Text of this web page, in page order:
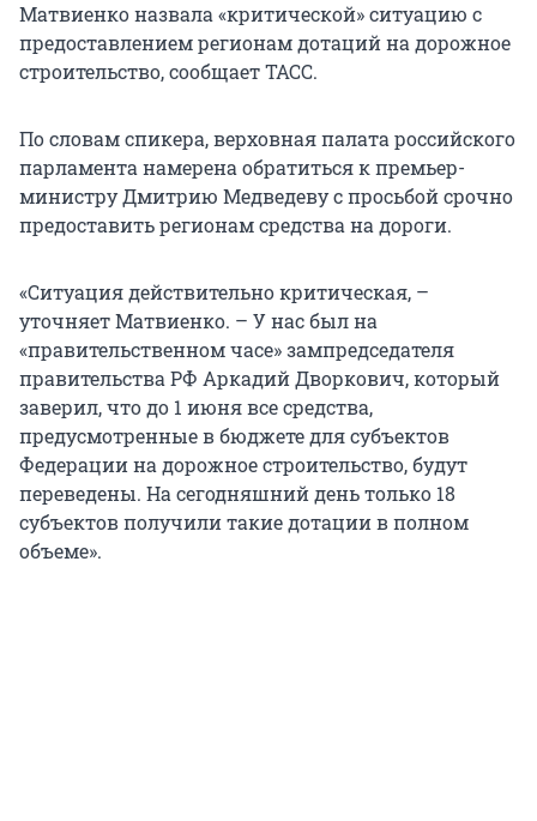
Матвиенко назвала «критической» ситуацию c
предоставлением регионам дотаций на дорожное
строительство, сообщает ТАСС.
По словам спикера, верховная палата российского
парламента намерена обратиться к премьер-
министру Дмитрию Медведеву с просьбой срочно
предоставить регионам средства на дороги.
«Ситуация действительно критическая, –
уточняет Матвиенко. – У нас был на
«правительственном часе» зампредседателя
правительства РФ Аркадий Дворкович, который
заверил, что до 1 июня все средства,
предусмотренные в бюджете для субъектов
Федерации на дорожное строительство, будут
переведены. На сегодняшний день только 18
субъектов получили такие дотации в полном
объеме».